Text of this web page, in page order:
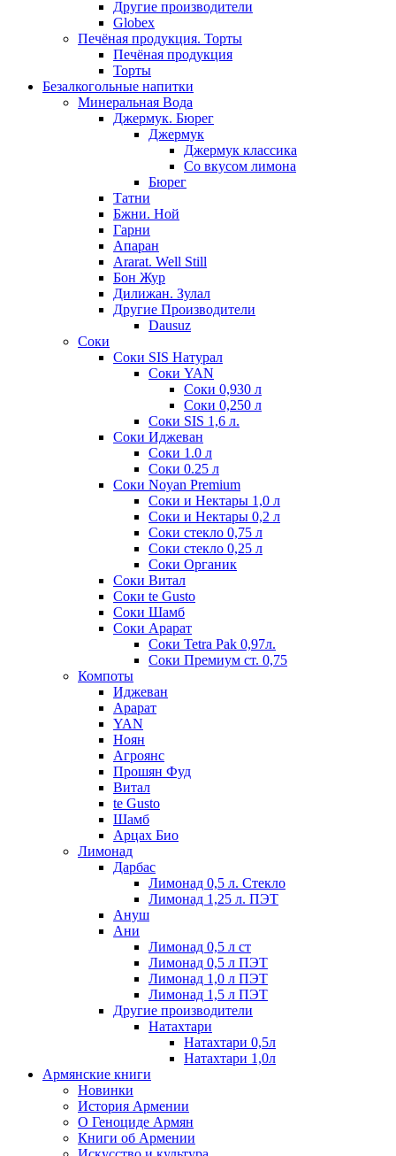
Другие производители
Globex
Печёная продукция. Торты
Печёная продукция
Торты
Безалкогольные напитки
Минеральная Вода
Джермук. Бюрег
Джермук
Джермук классика
Со вкусом лимона
Бюрег
Татни
Бжни. Ной
Гарни
Апаран
Ararat. Well Still
Бон Жур
Дилижан. Зулал
Другие Производители
Dausuz
Соки
Соки SIS Натурал
Соки YAN
Соки 0,930 л
Соки 0,250 л
Соки SIS 1,6 л.
Соки Иджеван
Соки 1.0 л
Соки 0.25 л
Соки Noyan Premium
Соки и Нектары 1,0 л
Соки и Нектары 0,2 л
Соки стекло 0,75 л
Соки стекло 0,25 л
Соки Органик
Соки Витал
Соки te Gusto
Соки Шамб
Соки Арарат
Соки Tetra Pak 0,97л.
Соки Премиум ст. 0,75
Компоты
Иджеван
Арарат
YAN
Ноян
Агроянс
Прошян Фуд
Витал
te Gusto
Шамб
Арцах Био
Лимонад
Дарбас
Лимонад 0,5 л. Стекло
Лимонад 1,25 л. ПЭТ
Ануш
Ани
Лимонад 0,5 л ст
Лимонад 0,5 л ПЭТ
Лимонад 1,0 л ПЭТ
Лимонад 1,5 л ПЭТ
Другие производители
Натахтари
Натахтари 0,5л
Натахтари 1,0л
Армянские книги
Новинки
История Армении
О Геноциде Армян
Книги об Армении